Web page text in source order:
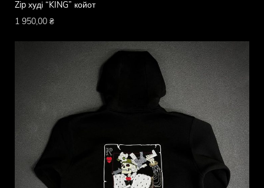
Zip худі “KING” койот
1 950,00 ₴